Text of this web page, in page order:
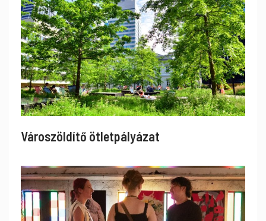
Városzöldítő ötletpályázat